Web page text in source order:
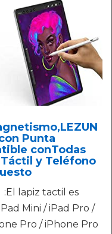
Punta
conTodas
y Teléfono
:El lapiz tactil es
Mini / iPad Pro /
Pro / iPhone Pro